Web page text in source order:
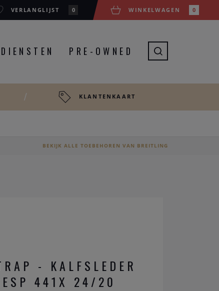
VERLANGLIJST 0 WINKELWAGEN 0
DIENSTEN PRE-OWNED
KLANTENKAART
BEKIJK ALLE TOEBEHOREN VAN BREITLING
- KALFSLEDER
441X 24/20